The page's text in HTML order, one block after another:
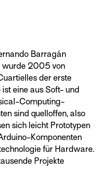
Barragán
wurde 2005 von
der erste
eine aus Soft- und
Computing-
sind quelloffen, also
sich leicht Prototypen
Komponenten
für Hardware.
Projekte